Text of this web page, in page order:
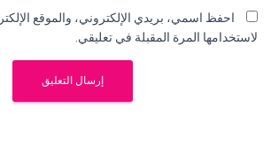
احفظ اسمي، بريدي الإلكتروني، والموقع
لاستخدامها المرة المقبلة في تعليقي.